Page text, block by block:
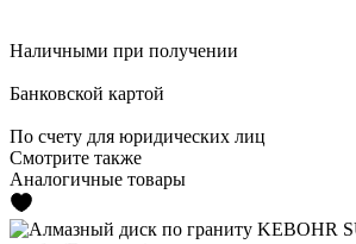
Наличными при получении
Банковской картой
По счету для юридических лиц
Смотрите также
Аналогичные товары